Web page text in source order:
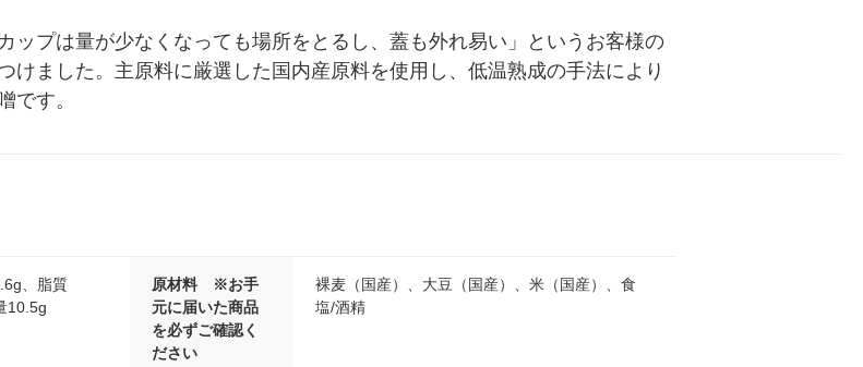
ップは量が少なくなっても場所をとるし、蓋も外れ易い」というお客様の
けました。主原料に厳選した国内産原料を使用し、低温熟成の手法により
です。
、脂質
10.5g
原材料 ※お手
元に届いた商品
を必ずご確認く
ださい
裸麦（国産）、大豆（国産）、米（国産）、食
塩/酒精